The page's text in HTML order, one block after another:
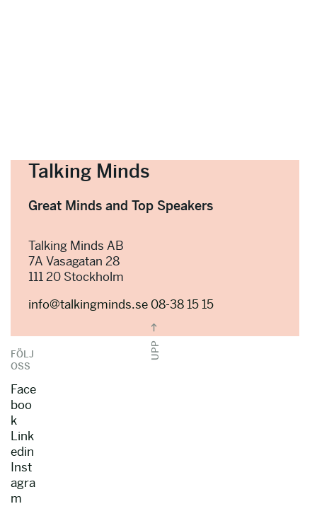
Talking Minds
Great Minds and Top Speakers
Talking Minds AB
7A Vasagatan 28
111 20 Stockholm
info@talkingminds.se08-38 15 15
UPP
FÖLJ
OSS
Face
boo
k
Link
edin
Inst
agra
m